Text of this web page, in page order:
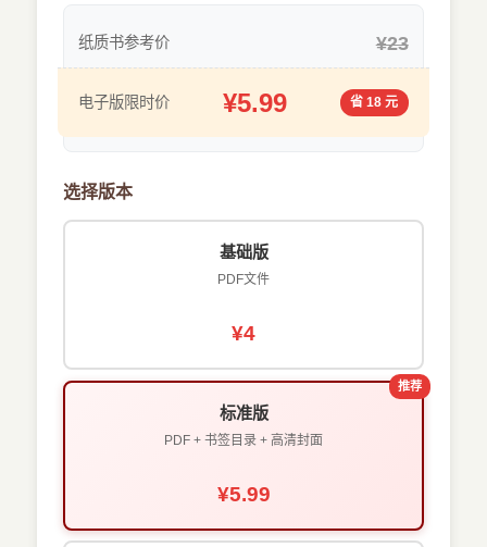
纸质书参考价 ¥23
电子版限时价 ¥5.99 省 18 元
选择版本
基础版
PDF文件
¥4
推荐
标准版
PDF + 书签目录 + 高清封面
¥5.99